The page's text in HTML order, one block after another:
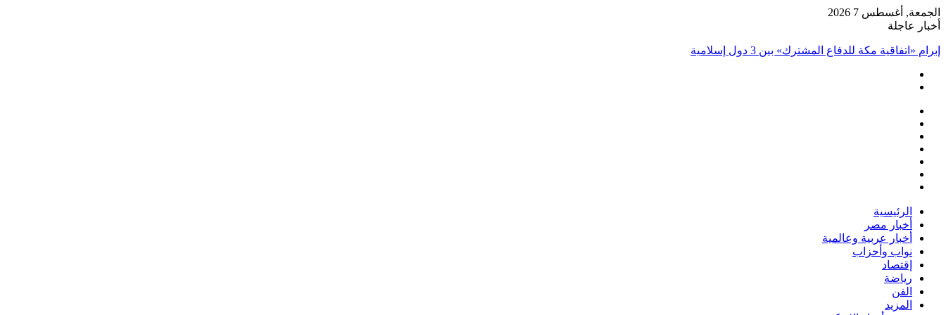
الجمعة, أغسطس 7 2026
أخبار عاجلة
إبرام «اتفاقية مكة للدفاع المشترك» بين 3 دول إسلامية
جانبي
الرئيسية
أخبار مصر
أخبار عربية وعالمية
نواب وأحزاب
إقتصاد
رياضة
الفن
المزيد